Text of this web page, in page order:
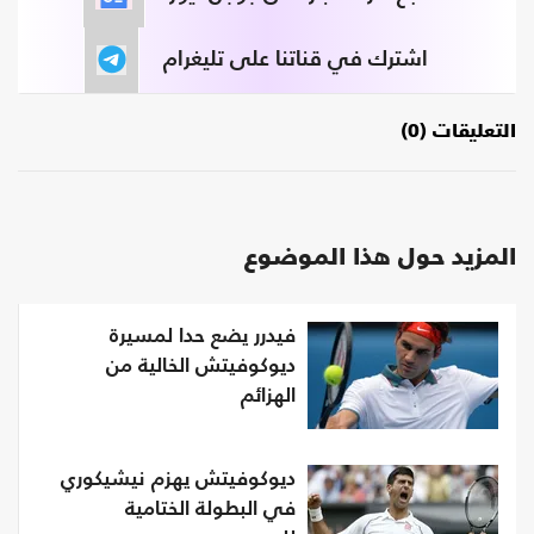
اشترك في قناتنا على تليغرام
التعليقات (0)
المزيد حول هذا الموضوع
فيدرر يضع حدا لمسيرة
ديوكوفيتش الخالية من
الهزائم
ديوكوفيتش يهزم نيشيكوري
في البطولة الختامية